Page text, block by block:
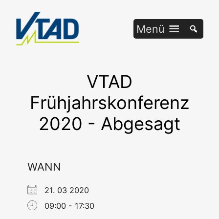
springen
Menü
VTAD
Frühjahrskonferenz
2020 - Abgesagt
WANN
21. 03 2020
09:00 - 17:30